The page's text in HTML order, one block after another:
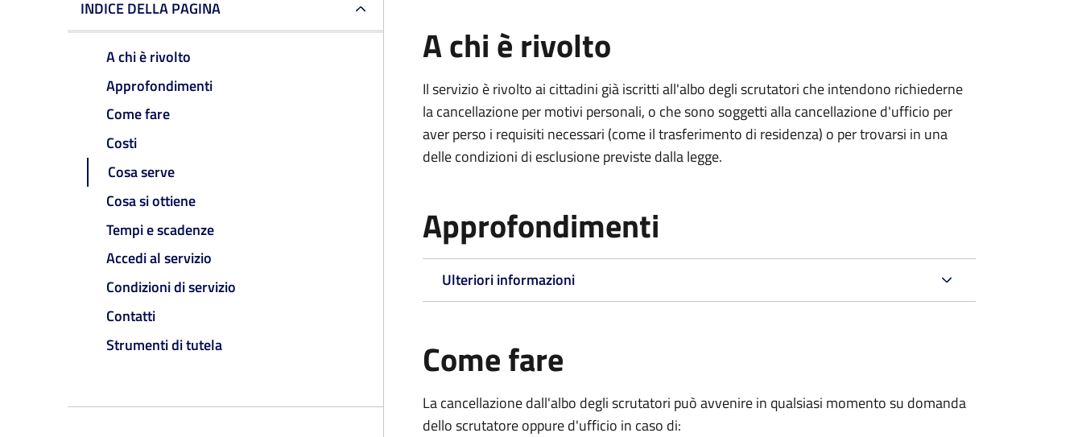
INDICE DELLA PAGINA
A chi è rivolto
Approfondimenti
Come fare
Costi
Cosa serve
Cosa si ottiene
Tempi e scadenze
Accedi al servizio
Condizioni di servizio
Contatti
Strumenti di tutela
A chi è rivolto
Il servizio è rivolto ai cittadini già iscritti all'albo degli scrutatori che intendono richiederne
la cancellazione per motivi personali, o che sono soggetti alla cancellazione d'ufficio per
aver perso i requisiti necessari (come il trasferimento di residenza) o per trovarsi in una
delle condizioni di esclusione previste dalla legge.
Approfondimenti
Ulteriori informazioni
Come fare
La cancellazione dall'albo degli scrutatori può avvenire in qualsiasi momento su domanda
dello scrutatore oppure d'ufficio in caso di: